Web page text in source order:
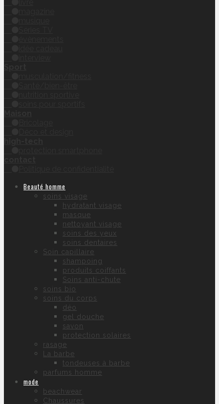
Beauté homme
soins visage
hydratant visage
masque
nettoyant visage
soins des yeux
soins dentaires
Soin capillaire
shampoing
produits coiffants
Soins anti-chute
soins bio
soins du corps
déo
gel douche
savon
protection solaires
rasage
La barbe
tondeuses à barbe
parfums homme
mode
beachwear
Chaussures